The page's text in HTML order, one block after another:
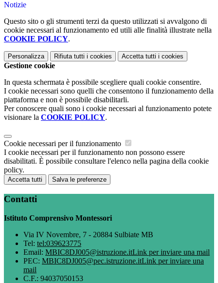
Notizie
Questo sito o gli strumenti terzi da questo utilizzati si avvalgono di
cookie necessari al funzionamento ed utili alle finalità illustrate nella
COOKIE POLICY.
Personalizza Rifiuta tutti i cookies Accetta tutti i cookies
Gestione cookie
In questa schermata è possibile scegliere quali cookie consentire.
I cookie necessari sono quelli che consentono il funzionamento della
piattaforma e non è possibile disabilitarli.
Per conoscere quali sono i cookie necessari al funzionamento potete
visionare la COOKIE POLICY.
Cookie necessari per il funzionamento
I cookie necessari per il funzionamento non possono essere
disabilitati. È possibile consultare l'elenco nella pagina della cookie
policy.
Accetta tutti Salva le preferenze
Contatti
Istituto Comprensivo Montessori
Via IV Novembre, 7 - 20884 Sulbiate MB
Tel: tel:039623775
Email: MBIC8DJ005@istruzione.itLink per inviare una mail
PEC: MBIC8DJ005@pec.istruzione.itLink per inviare una
mail
C.F.: 94037050153